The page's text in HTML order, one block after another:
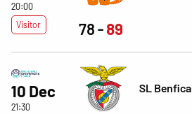
20:00
Visitor
78 89
10 Dec
21:30
SL Benfica